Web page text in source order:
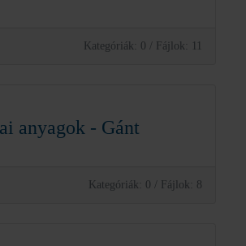
Kategóriák: 0 / Fájlok: 11
anyagok - Gánt
Kategóriák: 0 / Fájlok: 8